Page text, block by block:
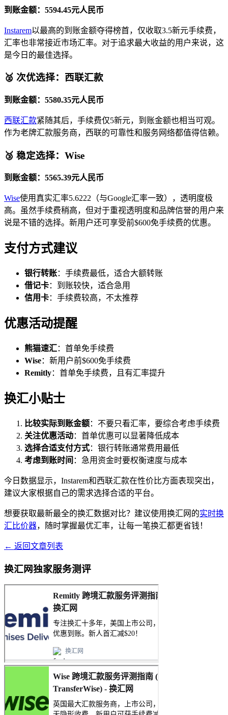
到账金额：5594.45元人民币
Instarem以最高的到账金额夺得榜首，仅收取3.5新元手续费，
汇率也非常接近市场汇率。对于追求最大收益的用户来说，这
是今日的最佳选择。
🥈 次优选择：西联汇款
到账金额：5580.35元人民币
西联汇款紧随其后，手续费仅5新元，到账金额也相当可观。
作为老牌汇款服务商，西联的可靠性和服务网络都值得信赖。
🥉 稳定选择：Wise
到账金额：5565.39元人民币
Wise使用真实汇率5.6222（与Google汇率一致），透明度极
高。虽然手续费稍高，但对于重视透明度和品牌信誉的用户来
说是不错的选择。新用户还可享受前$600免手续费的优惠。
支付方式建议
银行转账：手续费最低，适合大额转账
借记卡：到账较快，适合急用
信用卡：手续费较高，不太推荐
优惠活动提醒
熊猫速汇：首单免手续费
Wise：新用户前$600免手续费
Remitly：首单免手续费，且有汇率提升
换汇小贴士
比较实际到账金额：不要只看汇率，要综合考虑手续费
关注优惠活动：首单优惠可以显著降低成本
选择合适支付方式：银行转账通常费用最低
考虑到账时间 ：急用资金时要权衡速度与成本
今日数据显示，Instarem和西联汇款在性价比方面表现突出，
建议大家根据自己的需求选择合适的平台。
想要获取最新最全的换汇数据对比？建议使用换汇网的实时换
汇比价器，随时掌握最优汇率，让每一笔换汇都更省钱！
← 返回文章列表
换汇网独家服务测评